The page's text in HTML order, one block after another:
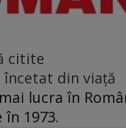
citite
încetat din viață
lucra în
în 1973.